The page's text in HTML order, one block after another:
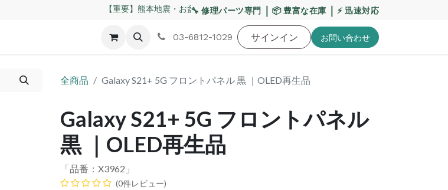
【重要】熊本地震・お盆期間の配送への影響について 【重要】平日の当日発
🔧 修理パーツ専門 ｜ 📦 豊富な在庫 ｜ ⚡ 迅速対応
不良交換規定 ゲーム機 バッテリー 工具・備品 特価品 ポイントに関して
03-6812-1029 サインイン お問い​合わせ
全商品 Galaxy S21+ 5G フロントパネル 黒 ｜OLED再生品
Galaxy S21+ 5G フロントパネル
黒 ｜OLED再生品
「品番： X3962 」
(0件レビュー)